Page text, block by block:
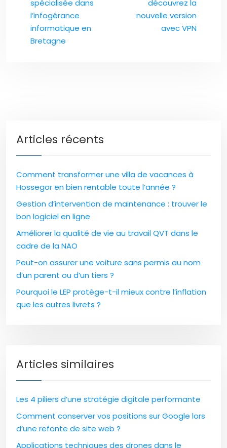
spécialisée dans
l’infogérance
informatique en
Bretagne
découvrez la
nouvelle version
avec VPN
Articles récents
Comment transformer une villa de vacances à
Hossegor en bien rentable toute l’année ?
Gestion d’intervention de maintenance : trouver le
bon logiciel en ligne
Améliorer la qualité de vie au travail QVT dans le
cadre de la NAO
Peut-on assurer une voiture sans permis au nom
d’un parent ou d’un tiers ?
Pourquoi le LEP protège-t-il mieux contre l’inflation
que les autres livrets ?
Articles similaires
Les 4 piliers d’une stratégie digitale performante
Comment conserver vos positions sur Google lors
d’une refonte de site web ?
Applications techniques des drones dans le